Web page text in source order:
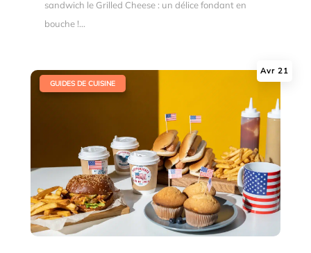
sandwich le Grilled Cheese : un délice fondant en
bouche !...
Avr 21
GUIDES DE CUISINE